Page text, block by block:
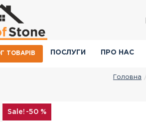
ТОВАРIВ ПОСЛУГИ ПРО НАС
Головна
-50 %